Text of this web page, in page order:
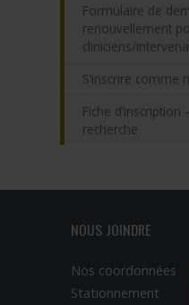
Formulaire de
renouvellement
cliniciens/
S’inscrire comme
Fiche
recherche
NOUS JOINDRE
Nos coordonnées
Stationnement